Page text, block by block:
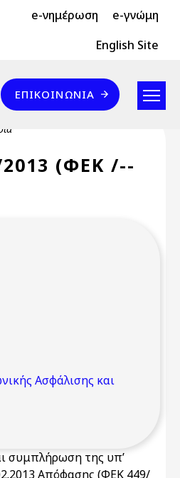
e-νημέρωση e-γνώμη
English Site
ΕΠΙΚΟΙΝΩΝΊΑ
2013 (ΦΕΚ /--
Ασφάλισης και
συμπλήρωση της υπ’
Απόφασης (ΦΕΚ 449/